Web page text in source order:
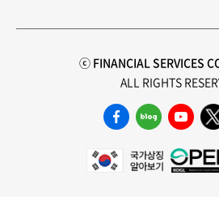
ⓒ FINANCIAL SERVICES
ALL RIGHTS